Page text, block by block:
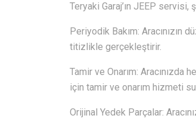
Teryaki Garaj’ın JEEP servisi,
Periyodik Bakım: Aracınızın
titizlikle gerçekleştirir.
Tamir ve Onarım:
için tamir ve onarım hizmeti
Orijinal Yedek Parçalar: